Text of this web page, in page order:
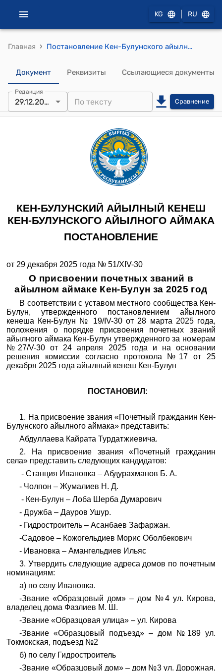
KG RU
Главная › Постановление Кен-Булунского айылного кенеша Кен-Булунского айылного аймака от 29 декабря 2025 года № 51/XIV-30 "О присвоении почетных званий в айылном аймаке Кен-Булун за 2025 год"
Документ Реквизиты Ссылающиеся документы
Редакция
29.12.2025 Сравнение